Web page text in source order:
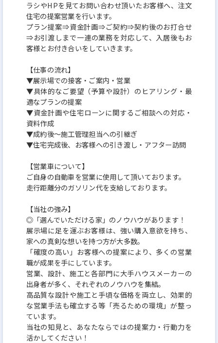
ラシやHPを見てお問い合わせ頂いたお客様へ、注文
住宅の提案営業を行います。
プラン提案⇒資金計画⇒ご契約⇒契約後のお打合せ
⇒お引渡しまで一連の業務を対応して、入居後もお
客様とお付き合いをしていきます。
【仕事の流れ】
▼展示場での接客・ご案内・営業
▼具体的なご要望（予算や設計）のヒアリング・最
適なプランの提案
▼資金計画や住宅ローンに関するご相談への対応・
資料作成
▼成約後〜施工管理担当への引継ぎ
▼住宅完成後、お客様への引き渡し・アフター訪問
【営業車について】
ご自身の自動車を営業に使用して頂いております。
走行距離分のガソリン代を支給しております。
【当社の強み】
◎「選んでいただける家」のノウハウがあります！
展示場に足を運ぶお客様は、強い購入意欲を持ち、
家への真剣な想いを持つ方が大多数。
「確度の高い」お客様への提案により、多くの営業
職が成果を手にしています。
営業、設計、施工と各部門に大手ハウスメーカーの
出身者が多く、それぞれのノウハウを集結。
高品質な設計や施工と手頃な価格を両立し、効果的
な営業手法も確立する等「売るための環境」が整っ
ています。
当社の知見と、あなたならではの提案力・行動力を
活かしてください！